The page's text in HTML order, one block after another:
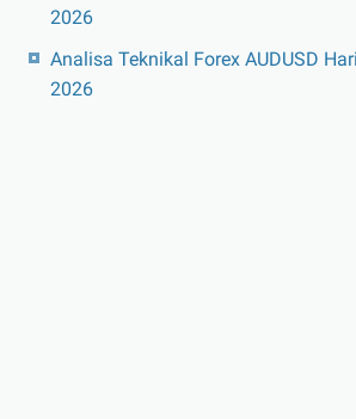
2026
Analisa Teknikal Forex AUDUSD
2026